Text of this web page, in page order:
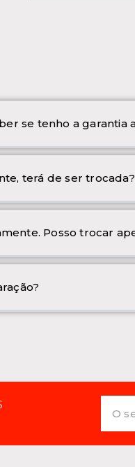
se tenho a garantia
terá de ser trocada?
Posso trocar